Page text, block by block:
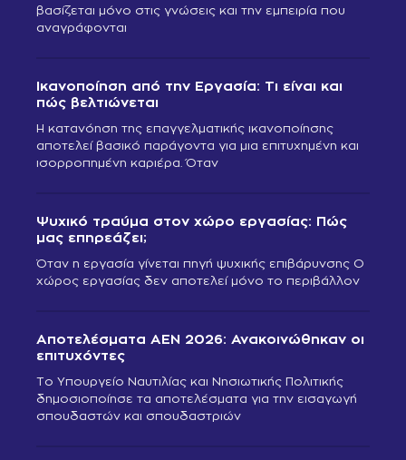
βασίζεται μόνο στις γνώσεις και την εμπειρία που
αναγράφονται
Ικανοποίηση από την Εργασία: Τι είναι και
πώς βελτιώνεται
Η κατανόηση της επαγγελματικής ικανοποίησης
αποτελεί βασικό παράγοντα για μια επιτυχημένη και
ισορροπημένη καριέρα. Όταν
Ψυχικό τραύμα στον χώρο εργασίας: Πώς
μας επηρεάζει;
Όταν η εργασία γίνεται πηγή ψυχικής επιβάρυνσης Ο
χώρος εργασίας δεν αποτελεί μόνο το περιβάλλον
Αποτελέσματα ΑΕΝ 2026: Ανακοινώθηκαν οι
επιτυχόντες
Το Υπουργείο Ναυτιλίας και Νησιωτικής Πολιτικής
δημοσιοποίησε τα αποτελέσματα για την εισαγωγή
σπουδαστών και σπουδαστριών